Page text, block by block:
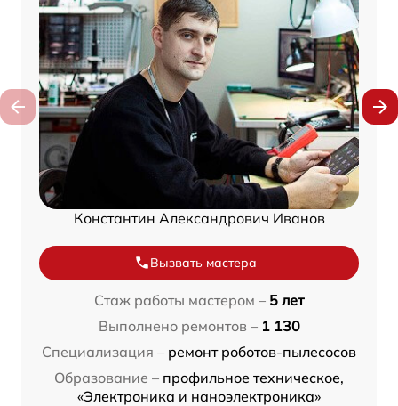
Константин Александрович Иванов
Вызвать мастера
Стаж работы мастером – 5 лет
Выполнено ремонтов – 1 130
Специализация – ремонт роботов-пылесосов
Образование – профильное техническое,
«Электроника и наноэлектроника»